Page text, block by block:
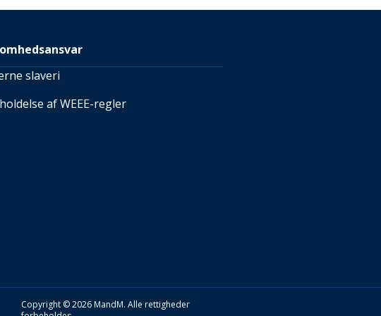
slaveri
af WEEE-regler
Copyright © 2026 MandM. Alle rettigheder